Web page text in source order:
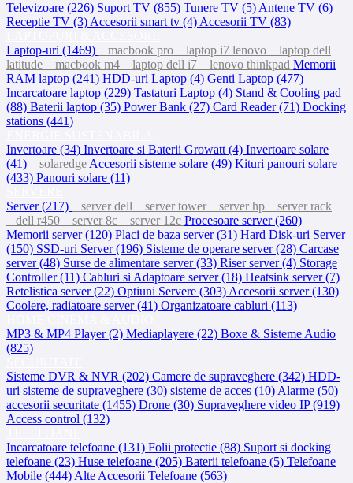
Televizoare (226) Suport TV (855) Tunere TV (5) Antene TV (6)
Receptie TV (3) Accesorii smart tv (4) Accesorii TV (83)
Laptop-uri (1469)
macbook pro laptop i7 lenovo
laptop dell
latitude
macbook m4 laptop dell i7 lenovo thinkpad Memorii
RAM laptop (241) HDD-uri Laptop (4) Genti Laptop (477)
Incarcatoare laptop (229) Tastaturi Laptop (4) Stand & Cooling pad
(88) Baterii laptop (35) Power Bank (27) Card Reader (71) Docking
stations (441)
Invertoare (34) Invertoare si Baterii Growatt (4) Invertoare solare
(41)
solaredge Accesorii sisteme solare (49) Kituri panouri solare
(433) Panouri solare (11)
Server (217)
server dell server tower server hp
server rack
dell r450
server 8c server 12c Procesoare server (260)
Memorii server (120) Placi de baza server (31) Hard Disk-uri Server
(150) SSD-uri Server (196) Sisteme de operare server (28) Carcase
server (48) Surse de alimentare server (33) Riser server (4) Storage
Controller (11) Cabluri si Adaptoare server (18) Heatsink server (7)
Retelistica server (22) Optiuni Servere (303) Accesorii server (130)
Coolere, radiatoare server (41) Organizatoare cabluri (113)
MP3 & MP4 Player (2) Mediaplayere (22) Boxe & Sisteme Audio
(825)
Sisteme DVR & NVR (202) Camere de supraveghere (342) HDD-
uri sisteme de supraveghere (30) sisteme de acces (10) Alarme (50)
accesorii securitate (1455) Drone (30) Supraveghere video IP (919)
Access control (132)
Incarcatoare telefoane (131) Folii protectie (88) Suport si docking
telefoane (23) Huse telefoane (205) Baterii telefoane (5) Telefoane
Mobile (444) Alte Accesorii Telefoane (563)